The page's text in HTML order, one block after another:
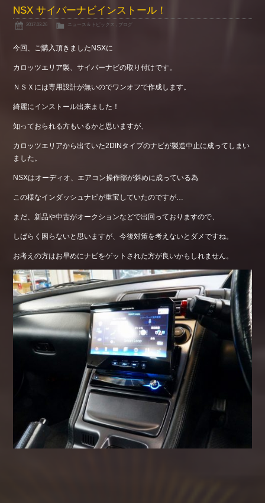
NSX サイバーナビインストール！
2017.03.26 ニュース＆トピックス , ブログ
今回、ご購入頂きましたNSXに
カロッツエリア製、サイバーナビの取り付けです。
ＮＳＸには専用設計が無いのでワンオフで作成します。
綺麗にインストール出来ました！
知っておられる方もいるかと思いますが、
カロッツエリアから出ていた2DINタイプのナビが製造中止に成ってしまい
ました。
NSXはオーディオ、エアコン操作部が斜めに成っている為
この様なインダッシュナビが重宝していたのですが…
まだ、新品や中古がオークションなどで出回っておりますので、
しばらく困らないと思いますが、今後対策を考えないとダメですね。
お考えの方はお早めにナビをゲットされた方が良いかもしれません。